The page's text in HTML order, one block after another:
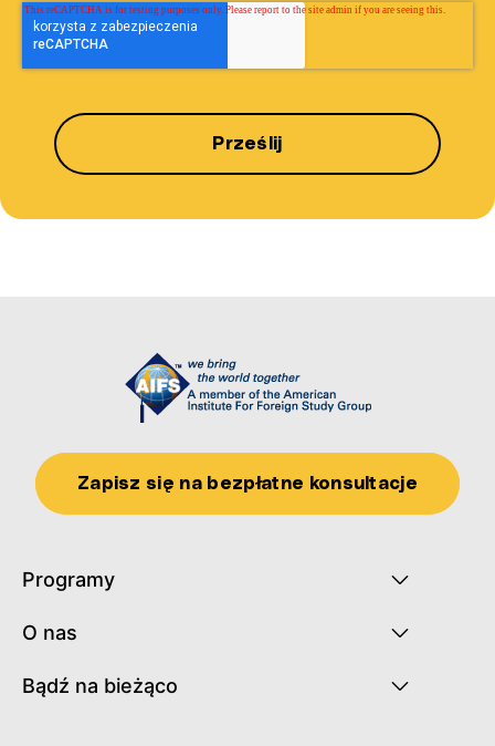
Zapisz się na bezpłatne konsultacje
Programy
O nas
Bądź na bieżąco